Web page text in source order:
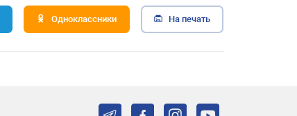
Одноклассники На печать